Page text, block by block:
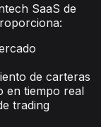
SaaS de
de carteras
en tiempo real
trading